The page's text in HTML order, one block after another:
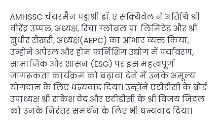
AMHSSC चेयरमैन पद्मश्री डॉ. ए सक्थिवेल ने अतिथि श्री
वीरेंद्र उप्पल, अध्यक्ष, रिचा ग्लोबल प्रा. लिमिटेड और श्री
सुधीर सेखरी, अध्यक्ष(AEPC) का आभार व्यक्त किया,
उन्होंने अपैरल और होम फर्निशिंग उद्योग में पर्यावरण,
सामाजिक और शासन (ESG) पर इस महत्वपूर्ण
जागरूकता कार्यक्रम को बढ़ावा देने में उनके अमूल्य
योगदान के लिए धन्यवाद दिया। उन्होंने एटीडीसी के बोर्ड
उपाध्यक्ष श्री राकेश वैद और एटीडीसी के श्री विजय जिंदल
को उनके निरंतर समर्थन के लिए भी धन्यवाद दिया।